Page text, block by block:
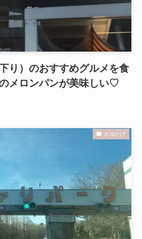
り）のおすすめグルメを食
メロンパンが美味しい♡
お出かけ